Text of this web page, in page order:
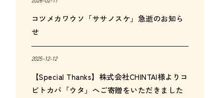
コツメカワウソ「ササノスケ」急逝のお知ら
せ
2025-12-12
【Special Thanks】株式会社CHINTAI様よりコ
ビトカバ「ウタ」へご寄贈をいただきました